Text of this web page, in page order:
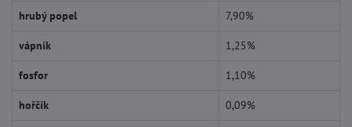
hrubý popel 7,90%
vápník 1,25%
fosfor 1,10%
hořčík 0,09%